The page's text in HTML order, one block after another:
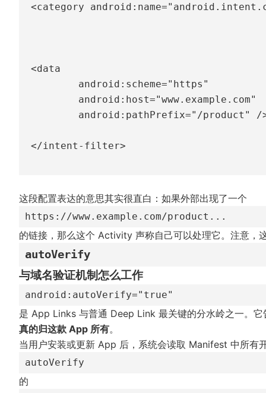
<category android: name="
<data
android: scheme=" https "
android: host="www.example.com"
android: pathPrefix=" /product " /
</intent-filter>
这段配置表达的意思其实很直白：如果外部出现了一个
https://www.example.com/product...
的链接，那么这个 Activity 声称自己可以处理它。注意，
autoVerify
与域名验证机制怎么工作
android:autoVerify="true"
是 App Links 与普通 Deep Link 最关键的分水岭之一。
真的归这款 App 所有。
当用户安装或更新 App 后，系统会读取 Manifest 中所有
autoVerify
的